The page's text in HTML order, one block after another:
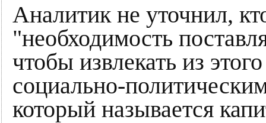
Аналитик не уточнил,
"необходимость
чтобы извлекать из
социально-
который называется